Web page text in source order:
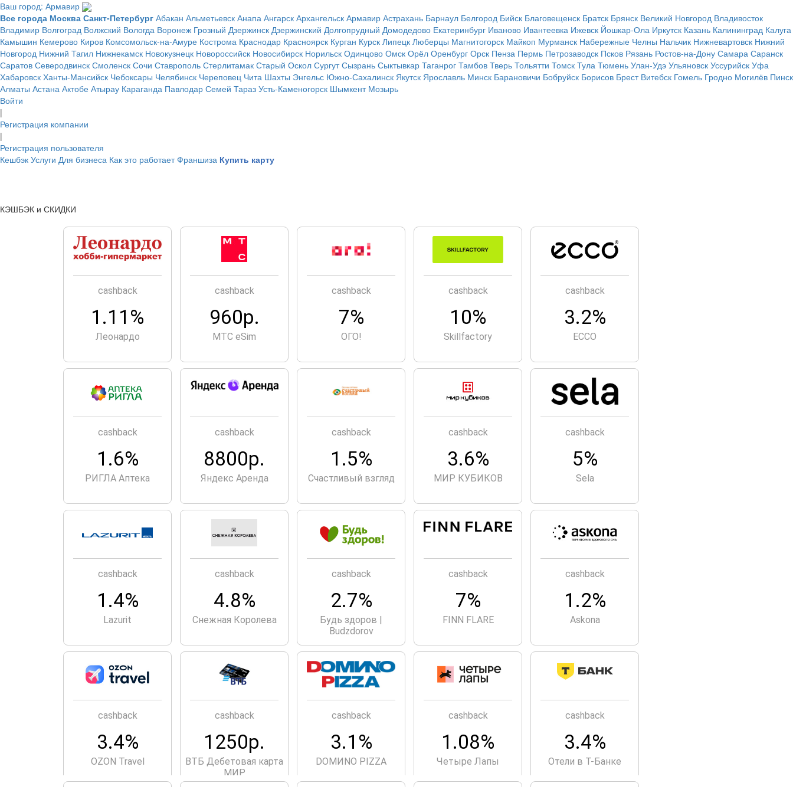
Ваш город: Армавир
Все города Москва Санкт-Петербург Абакан Альметьевск Анапа Ангарск Архангельск Армавир Астрахань Барнаул Белгород Бийск Благовещенск Братск Брянск Великий Новгород Владивосток
Владимир Волгоград Волжский Вологда Воронеж Грозный Дзержинск Дзержинский Долгопрудный Домодедово Екатеринбург Иваново Ивантеевка Ижевск Йошкар-Ола Иркутск Казань Калининград Калуга
Камышин Кемерово Киров Комсомольск-на-Амуре Кострома Краснодар Красноярск Курган Курск Липецк Люберцы Магнитогорск Майкоп Мурманск Набережные Челны Нальчик Нижневартовск Нижний
Новгород Нижний Тагил Нижнекамск Новокузнецк Новороссийск Новосибирск Норильск Одинцово Омск Орёл Оренбург Орск Пенза Пермь Петрозаводск Псков Рязань Ростов-на-Дону Самара Саранск
Саратов Северодвинск Смоленск Сочи Ставрополь Стерлитамак Старый Оскол Сургут Сызрань Сыктывкар Таганрог Тамбов Тверь Тольятти Томск Тула Тюмень Улан-Удэ Ульяновск Уссурийск Уфа
Хабаровск Ханты-Мансийск Чебоксары Челябинск Череповец Чита Шахты Энгельс Южно-Сахалинск Якутск Ярославль Минск Барановичи Бобруйск Борисов Брест Витебск Гомель Гродно Могилёв Пинск
Алматы Астана Актобе Атырау Караганда Павлодар Семей Тараз Усть-Каменогорск Шымкент Мозырь
Войти
|
Регистрация компании
|
Регистрация пользователя
Кешбэк Услуги Для бизнеса Как это работает Франшиза Купить карту
КЭШБЭК и СКИДКИ
cashback
1.11%
Леонардо
cashback
960р.
МТС eSim
cashback
7%
ОГО!
cashback
10%
Skillfactory
cashback
3.2%
ECCO
cashback
1.6%
РИГЛА Аптека
cashback
8800р.
Яндекс Аренда
cashback
1.5%
Счастливый взгляд
cashback
3.6%
МИР КУБИКОВ
cashback
5%
Sela
cashback
1.4%
Lazurit
cashback
4.8%
Снежная Королева
cashback
2.7%
Будь здоров |
Budzdorov
cashback
7%
FINN FLARE
cashback
1.2%
Askona
cashback
3.4%
OZON Travel
cashback
1250р.
ВТБ Дебетовая карта
МИР
cashback
3.1%
DOMИNO PIZZA
cashback
1.08%
Четыре Лапы
cashback
3.4%
Отели в Т-Банке